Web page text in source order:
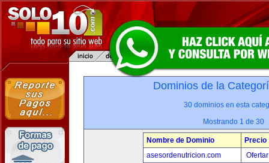
Dominios de la
30 dominios en esta
Mostrando 1 de 30
Nombre de Dominio
Precio
asesordenutricion.com